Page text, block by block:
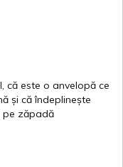
, că este o anvelopă ce
și că îndeplinește
pe zăpadă